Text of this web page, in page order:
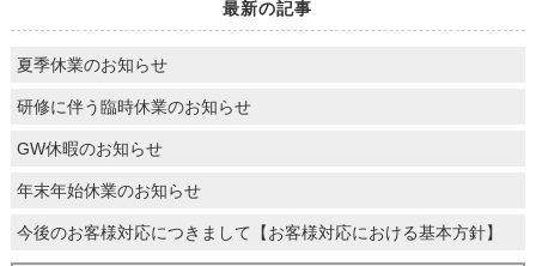
最新の記事
夏季休業のお知らせ
研修に伴う臨時休業のお知らせ
GW休暇のお知らせ
年末年始休業のお知らせ
今後のお客様対応につきまして【お客様対応における基本方針】